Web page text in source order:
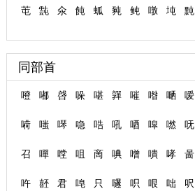
芚 霕 氽 飩 蛌 豘 鲀 噋 坉 黗
同部首
噔 嘟 啔 哚 啿 嚲 嗺 喒 嗮 嗳
嗬 嗤 噖 喼 哠 吼 唒 噑 嘫 呒
召 嘽 嘡 咀 啇 唺 噌 嘳 哮 啚
吘 噽 君 唣 只 嚺 呮 哏 咄 呎